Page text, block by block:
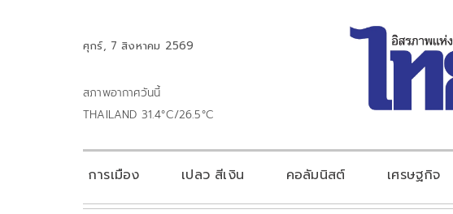
ศุกร์, 7 สิงหาคม 2569
สภาพอากาศวันนี้
THAILAND 31.4°C/26.5°C
การเมือง เปลว สีเงิน คอลัมนิสต์ เศรษฐกิจ